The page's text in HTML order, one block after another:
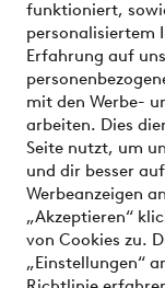
funktioniert,
personalisiertem
Erfahrung auf
mit den Werbe-
arbeiten. Dies
Seite nutzt, um
und dir besser
Werbeanzeigen
„Akzeptieren“
von Cookies zu.
„Einstellungen“
Sichere